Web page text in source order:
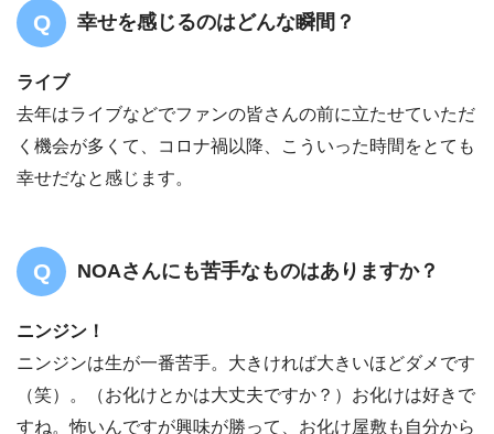
幸せを感じるのはどんな瞬間？
ライブ
去年はライブなどでファンの皆さんの前に立たせていただ
く機会が多くて、コロナ禍以降、こういった時間をとても
幸せだなと感じます。
NOAさんにも苦手なものはありますか？
ニンジン！
ニンジンは生が一番苦手。大きければ大きいほどダメです
（笑）。（お化けとかは大丈夫ですか？）お化けは好きで
すね。怖いんですが興味が勝って、お化け屋敷も自分から